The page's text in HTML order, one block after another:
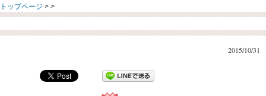
トップページ > >
2015/10/31